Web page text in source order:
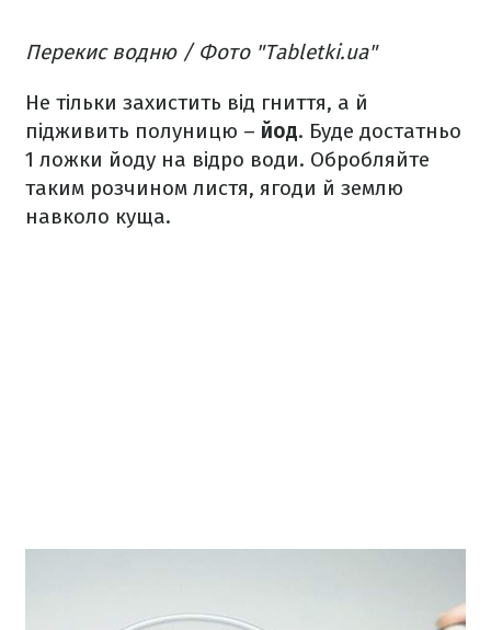
Перекис водню / Фото "Tabletki.ua"
Не тільки захистить від гниття, а й
підживить полуницю – йод. Буде достатньо
1 ложки йоду на відро води. Обробляйте
таким розчином листя, ягоди й землю
навколо куща.